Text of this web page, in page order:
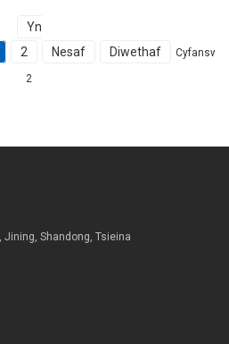
Yn
2 Nesaf Diwethaf Cyfanswm
2
Shandong, Tsieina